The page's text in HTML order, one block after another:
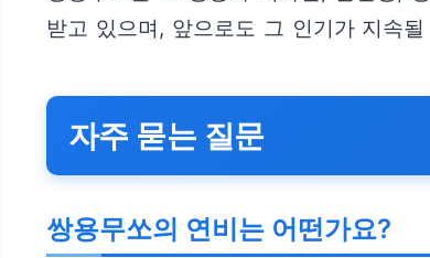
받고 있으며, 앞으로도 그 인기가 지속
자주 묻는 질문
쌍용무쏘의 연비는 어떤가요?